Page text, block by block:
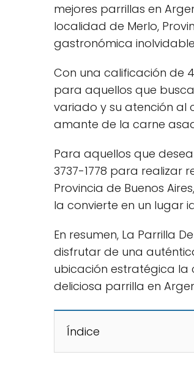
mejores parrillas en
localidad de Merlo,
gastronómica
Con una calificación de
para aquellos que
variado y su atención al
amante de la carne
Para aquellos que
3737-1778 para realizar
Provincia de Buenos
la convierte en un lugar
En resumen, La Parrilla
disfrutar de una
ubicación estratégica la
deliciosa parrilla en
Índice